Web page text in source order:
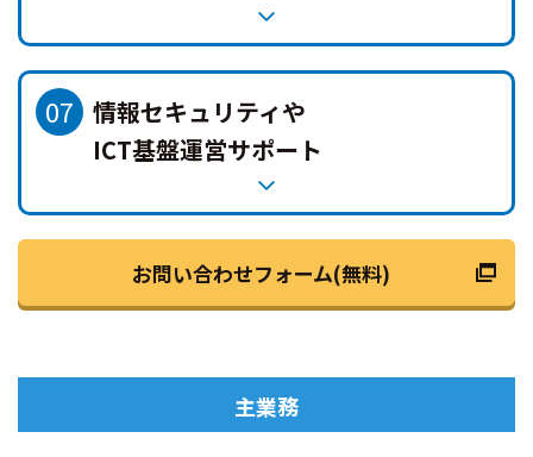
07 情報セキュリティや
ICT基盤運営サポート
お問い合わせフォーム(無料)
主業務